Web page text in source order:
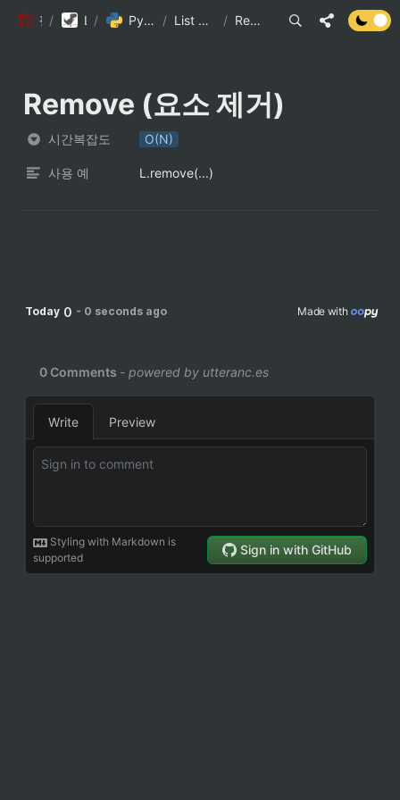
팔만코딩경
/ Library DB
/ Python 내장 자료구조의 시간복잡도 / List Method 시간 복잡도 / Remove (요소 제거)
Remove (요소 제거)
시간복잡도 O(N)
사용 예 L.remove(...)
Today 0 - 0 seconds ago Made with